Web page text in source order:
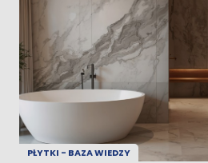
PŁYTKI - BAZA WIEDZY